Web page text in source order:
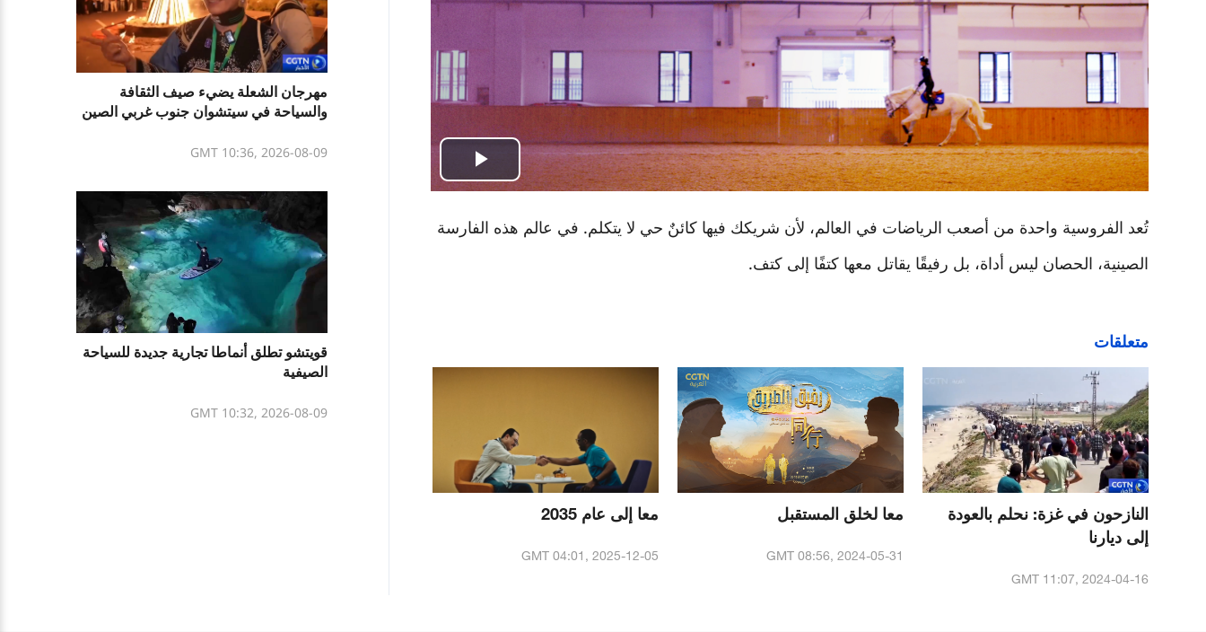
Play
Video
تُعد الفروسية واحدة من أصعب الرياضات في العالم، لأن شريكك فيها كائنٌ حي لا يتكلم. في عالم هذه الفارسة
الصينية، الحصان ليس أداة، بل رفيقًا يقاتل معها كتفًا إلى كتف.
متعلقات
النازحون في غزة: نحلم بالعودة
إلى ديارنا
GMT 11:07, 2024-04-16
معا لخلق المستقبل
GMT 08:56, 2024-05-31
معا إلى عام 2035
GMT 04:01, 2025-12-05
مهرجان الشعلة يضيء صيف الثقافة
والسياحة في سيتشوان جنوب غربي الصين
GMT 10:36, 2026-08-09
قويتشو تطلق أنماطا تجارية جديدة للسياحة
الصيفية
GMT 10:32, 2026-08-09